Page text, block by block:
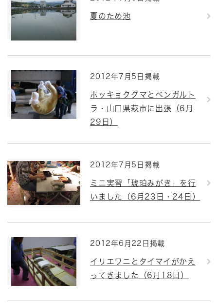
夏のため池
2012年7月5日掲載
ホッキョクグマとベンガルト
ラ・山口県萩市に出張（6月
29日）
2012年7月5日掲載
ミニ実習「琥珀みがき」を行
いました（6月23日・24日）
2012年6月22日掲載
イリエワニとタイマイがかえ
ってきました（6月18日）